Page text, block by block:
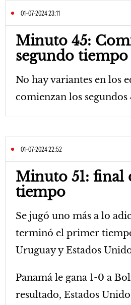
01-07-2024 23:11
Minuto 45:
segundo tiempo
No hay variantes en los
comienzan los segundos
01-07-2024 22:52
Minuto 51: final
tiempo
Se jugó uno más a lo
terminó el primer
Uruguay y Estados
Panamá le gana 1-0 a
resultado, Estados